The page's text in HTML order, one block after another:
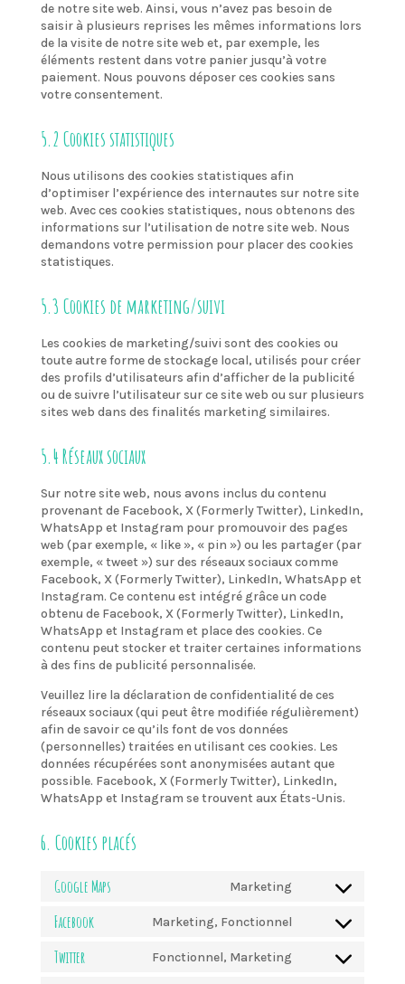
de notre site web. Ainsi, vous n’avez pas besoin de
saisir à plusieurs reprises les mêmes informations lors
de la visite de notre site web et, par exemple, les
éléments restent dans votre panier jusqu’à votre
paiement. Nous pouvons déposer ces cookies sans
votre consentement.
5.2 Cookies statistiques
Nous utilisons des cookies statistiques afin
d’optimiser l’expérience des internautes sur notre site
web. Avec ces cookies statistiques, nous obtenons des
informations sur l’utilisation de notre site web. Nous
demandons votre permission pour placer des cookies
statistiques.
5.3 Cookies de marketing/suivi
Les cookies de marketing/suivi sont des cookies ou
toute autre forme de stockage local, utilisés pour créer
des profils d’utilisateurs afin d’afficher de la publicité
ou de suivre l’utilisateur sur ce site web ou sur plusieurs
sites web dans des finalités marketing similaires.
5.4 Réseaux sociaux
Sur notre site web, nous avons inclus du contenu
provenant de Facebook, X (Formerly Twitter), LinkedIn,
WhatsApp et Instagram pour promouvoir des pages
web (par exemple, « like », « pin ») ou les partager (par
exemple, « tweet ») sur des réseaux sociaux comme
Facebook, X (Formerly Twitter), LinkedIn, WhatsApp et
Instagram. Ce contenu est intégré grâce un code
obtenu de Facebook, X (Formerly Twitter), LinkedIn,
WhatsApp et Instagram et place des cookies. Ce
contenu peut stocker et traiter certaines informations
à des fins de publicité personnalisée.
Veuillez lire la déclaration de confidentialité de ces
réseaux sociaux (qui peut être modifiée régulièrement)
afin de savoir ce qu’ils font de vos données
(personnelles) traitées en utilisant ces cookies. Les
données récupérées sont anonymisées autant que
possible. Facebook, X (Formerly Twitter), LinkedIn,
WhatsApp et Instagram se trouvent aux États-Unis.
6. Cookies placés
Google Maps Marketing
Consent
service
maps
Facebook Marketing, Fonctionnel
Consent
service
Twitter Fonctionnel, Marketing
Consent